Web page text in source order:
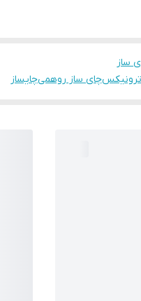
ساز
چای ساز روهمیچایساز